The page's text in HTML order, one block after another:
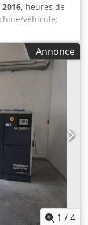
2016, heures de
véhicule:
de
: 1978 h -
Amysa -
/ 22 kW - Vitesse
: L 1300 x H
Annonce
1 /4